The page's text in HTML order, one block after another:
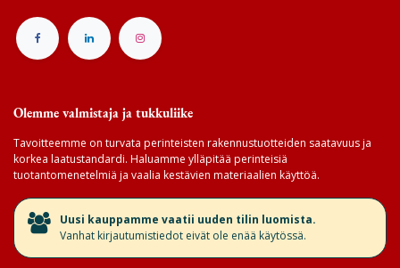
Olemme valmistaja ja tukkuliike
Tavoitteemme on turvata perinteisten rakennustuotteiden saatavuus ja
korkea laatustandardi. Haluamme ylläpitää perinteisiä
tuotantomenetelmiä ja vaalia kestävien materiaalien käyttöä.
​Uusi kauppamme vaatii uuden tilin luomista.
Vanhat kirjautumistiedot eivät ole enää käytössä.